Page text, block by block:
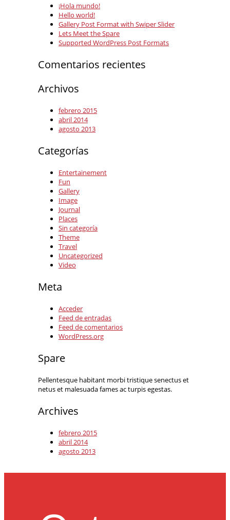
¡Hola mundo!
Hello world!
Gallery Post Format with Swiper Slider
Lets Meet the Spare
Supported WordPress Post Formats
Comentarios recientes
Archivos
febrero 2015
abril 2014
agosto 2013
Categorías
Entertainement
Fun
Gallery
Image
Journal
Places
Sin categoría
Theme
Travel
Uncategorized
Video
Meta
Acceder
Feed de entradas
Feed de comentarios
WordPress.org
Spare
Pellentesque habitant morbi tristique senectus et
netus et malesuada fames ac turpis egestas.
Archives
febrero 2015
abril 2014
agosto 2013